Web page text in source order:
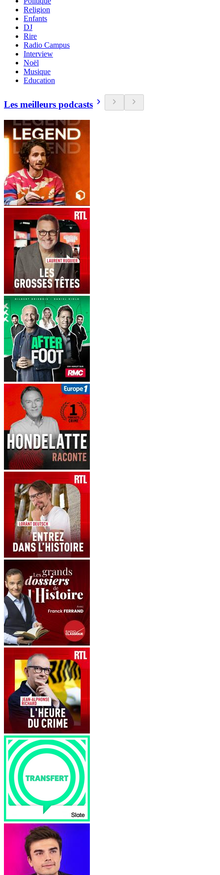
Religion
Enfants
DJ
Rire
Radio Campus
Interview
Noël
Musique
Education
Les meilleurs podcasts